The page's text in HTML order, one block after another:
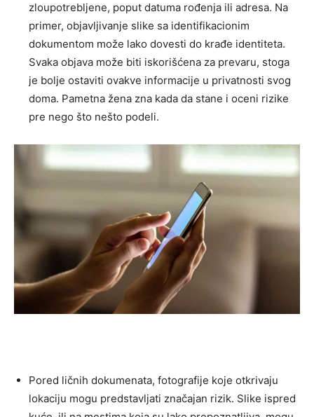
zloupotrebljene, poput datuma rođenja ili adresa. Na
primer, objavljivanje slike sa identifikacionim
dokumentom može lako dovesti do krađe identiteta.
Svaka objava može biti iskorišćena za prevaru, stoga
je bolje ostaviti ovakve informacije u privatnosti svog
doma. Pametna žena zna kada da stane i oceni rizike
pre nego što nešto podeli.
Pored ličnih dokumenata, fotografije koje otkrivaju
lokaciju mogu predstavljati značajan rizik. Slike ispred